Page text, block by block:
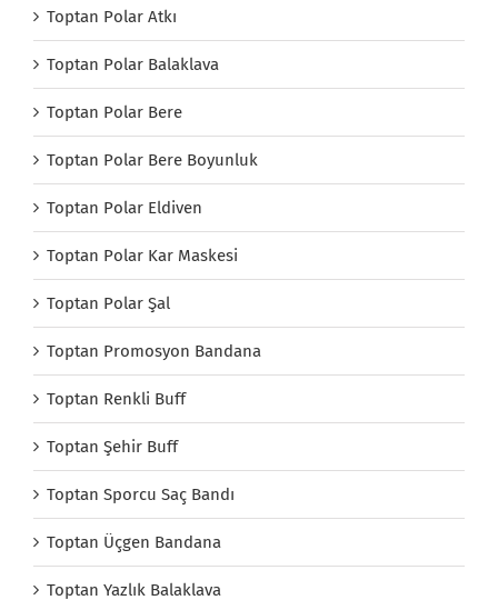
Toptan Polar Atkı
Toptan Polar Balaklava
Toptan Polar Bere
Toptan Polar Bere Boyunluk
Toptan Polar Eldiven
Toptan Polar Kar Maskesi
Toptan Polar Şal
Toptan Promosyon Bandana
Toptan Renkli Buff
Toptan Şehir Buff
Toptan Sporcu Saç Bandı
Toptan Üçgen Bandana
Toptan Yazlık Balaklava